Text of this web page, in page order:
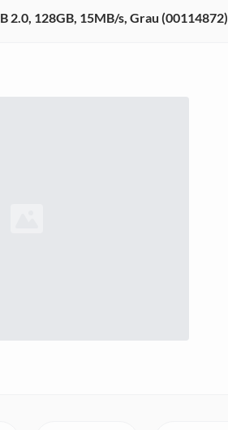
2.0, 128GB, 15MB/s, Grau (00114872)